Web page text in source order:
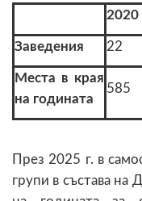
2020
Заведения 22
Места в края
на годината
585
През 2025 г. в
групи в състава на